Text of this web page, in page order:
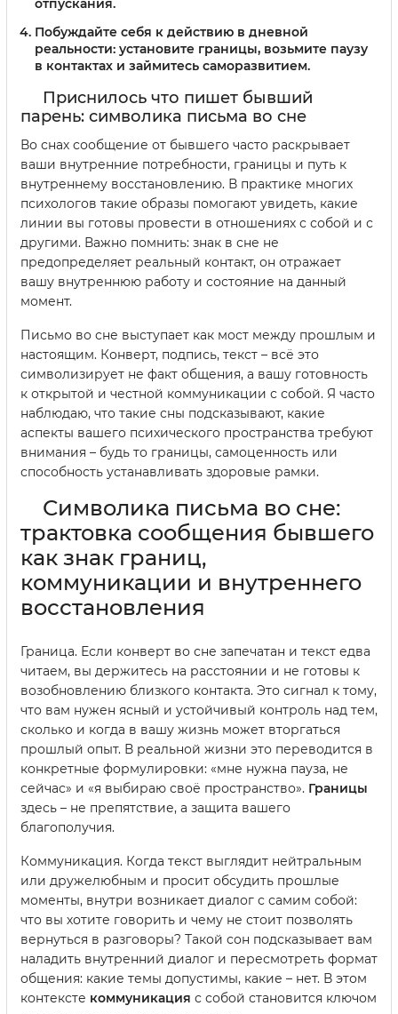
отпускания.
Побуждайте себя к действию в дневной
реальности: установите границы, возьмите паузу
в контактах и займитесь саморазвитием.
Приснилось что пишет бывший
парень: символика письма во сне
Во снах сообщение от бывшего часто раскрывает
ваши внутренние потребности, границы и путь к
внутреннему восстановлению. В практике многих
психологов такие образы помогают увидеть, какие
линии вы готовы провести в отношениях с собой и с
другими. Важно помнить: знак в сне не
предопределяет реальный контакт, он отражает
вашу внутреннюю работу и состояние на данный
момент.
Письмо во сне выступает как мост между прошлым и
настоящим. Конверт, подпись, текст – всё это
символизирует не факт общения, а вашу готовность
к открытой и честной коммуникации с собой. Я часто
наблюдаю, что такие сны подсказывают, какие
аспекты вашего психического пространства требуют
внимания – будь то границы, самоценность или
способность устанавливать здоровые рамки.
Символика письма во сне:
трактовка сообщения бывшего
как знак границ,
коммуникации и внутреннего
восстановления
Граница. Если конверт во сне запечатан и текст едва
читаем, вы держитесь на расстоянии и не готовы к
возобновлению близкого контакта. Это сигнал к тому,
что вам нужен ясный и устойчивый контроль над тем,
сколько и когда в вашу жизнь может вторгаться
прошлый опыт. В реальной жизни это переводится в
конкретные формулировки: «мне нужна пауза, не
сейчас» и «я выбираю своё пространство». Границы
здесь – не препятствие, а защита вашего
благополучия.
Коммуникация. Когда текст выглядит нейтральным
или дружелюбным и просит обсудить прошлые
моменты, внутри возникает диалог с самим собой:
что вы хотите говорить и чему не стоит позволять
вернуться в разговоры? Такой сон подсказывает вам
наладить внутренний диалог и пересмотреть формат
общения: какие темы допустимы, какие – нет. В этом
контексте коммуникация с собой становится ключом